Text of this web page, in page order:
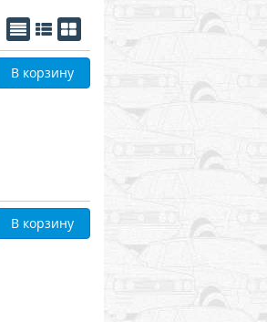
В корзину
В корзину